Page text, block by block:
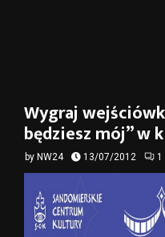
Wygraj
będziesz mój” w
by NW24 13/07/2012 1